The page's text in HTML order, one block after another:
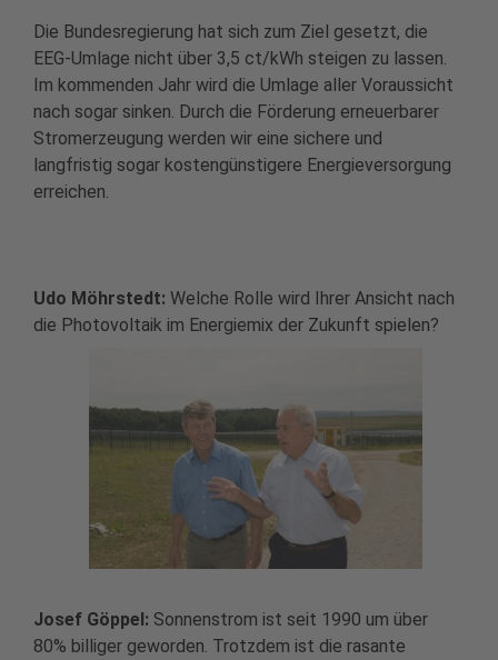
Die Bundesregierung hat sich zum Ziel gesetzt, die
EEG-Umlage nicht über 3,5 ct/kWh steigen zu lassen.
Im kommenden Jahr wird die Umlage aller Voraussicht
nach sogar sinken. Durch die Förderung erneuerbarer
Stromerzeugung werden wir eine sichere und
langfristig sogar kostengünstigere Energieversorgung
erreichen.
Udo Möhrstedt: Welche Rolle wird Ihrer Ansicht nach
die Photovoltaik im Energiemix der Zukunft spielen?
Josef Göppel: Sonnenstrom ist seit 1990 um über
80% billiger geworden. Trotzdem ist die rasante